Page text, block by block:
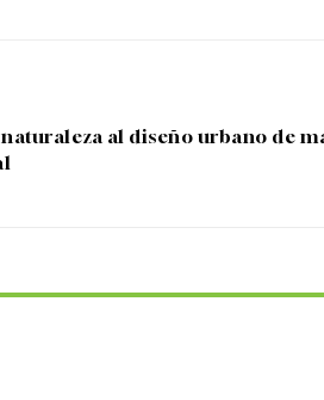
al diseño urbano de